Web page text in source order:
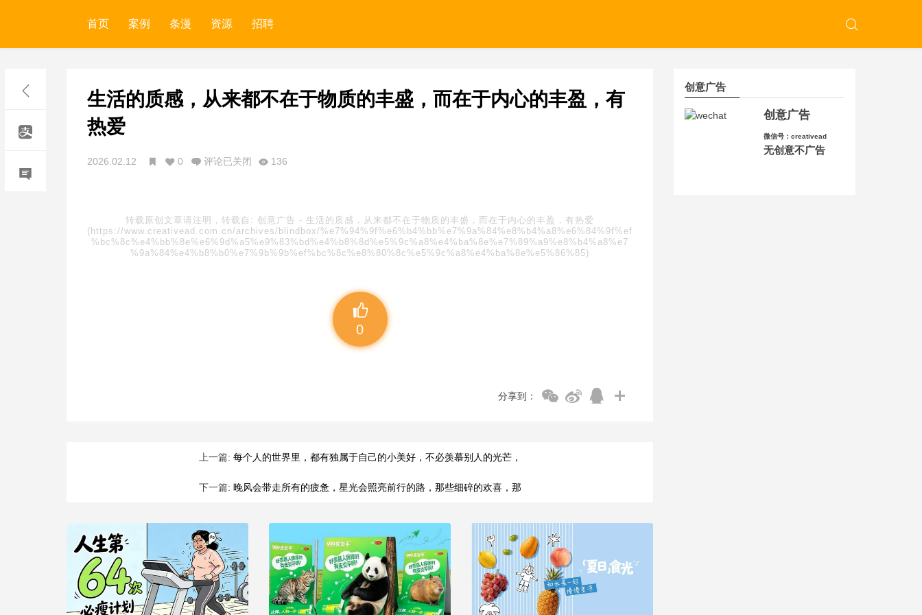
首页 案例 条漫 资源 招聘
生活的质感，从来都不在于物质的丰盛，而在于内心的丰盈，有
热爱
2026.02.12 0 评论已关闭 136
转载原创文章请注明，转载自: 创意广告 - 生活的质感，从来都不在于物质的丰盛，而在于内心的丰盈，有热爱
(https://www.creativead.com.cn/archives/blindbox/%e7%94%9f%e6%b4%bb%e7%9a%84%e8%b4%a8%e6%84%9f%ef
%bc%8c%e4%bb%8e%e6%9d%a5%e9%83%bd%e4%b8%8d%e5%9c%a8%e4%ba%8e%e7%89%a9%e8%b4%a8%e7
%9a%84%e4%b8%b0%e7%9b%9b%ef%bc%8c%e8%80%8c%e5%9c%a8%e4%ba%8e%e5%86%85)
0
分享到：
上一篇: 每个人的世界里，都有独属于自己的小美好，不必羡慕别人的光芒，
下一篇: 晚风会带走所有的疲惫，星光会照亮前行的路，那些细碎的欢喜，那
创意广告
创意广告
微信号：creativead
无创意不广告